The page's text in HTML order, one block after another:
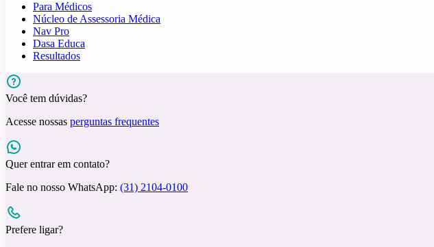
Para Médicos
Núcleo de Assessoria Médica
Nav Pro
Dasa Educa
Resultados
Você tem dúvidas?
Acesse nossas perguntas frequentes
Quer entrar em contato?
Fale no nosso WhatsApp: (31) 2104-0100
Prefere ligar?